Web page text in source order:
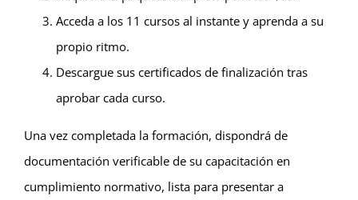
Acceda a los 11 cursos al instante y aprenda a su
propio ritmo.
Descargue sus certificados de finalización tras
aprobar cada curso.
Una vez completada la formación, dispondrá de
documentación verificable de su capacitación en
cumplimiento normativo, lista para presentar a